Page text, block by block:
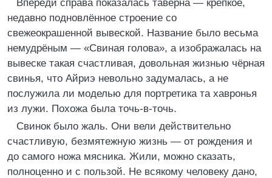
Впереди справа показалась таверна — крепкое,
недавно подновлённое строение со
свежеокрашенной вывеской. Название было весьма
немудрёным — «Свиная голова», а изображалась на
вывеске такая счастливая, довольная жизнью чёрная
свинья, что Айриэ невольно задумалась, а не
послужила ли моделью для портретика та хавронья
из лужи. Похожа была точь-в-точь.
Свинок было жаль. Они вели действительно
счастливую, безмятежную жизнь — от рождения и
до самого ножа мясника. Жили, можно сказать,
полноценно и с пользой. Не всякому человеку дано,